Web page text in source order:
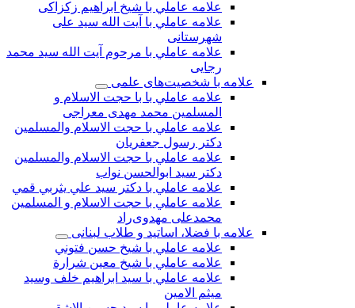
علامه عاملي با شیخ ابراهیم زکزاکی
علامه عاملي با آيت الله سید علی
شهرستانی
علامه عاملي با مرحوم آیت الله سید محمد
رجایی
علامه با شخصیت‌های علمی
علامه عاملي با با حجت الاسلام و
المسلمین محمد مهدی معراجی
علامه عاملي با حجت الاسلام والمسلمين
دکتر رسول جعفریان
علامه عاملي با حجت الاسلام والمسلمين
دکتر سید ابوالحسن نواب
علامه عاملي با دكتر سيد علي يثربي قمي
علامه عاملي با حجت الاسلام و المسلمین
محمدعلی مهدوی‌راد
علامه با فضلا، اساتید و طلاب لبنانی
علامه عاملي با شيخ حسن فتوني
علامه عاملي با شيخ معين شرارة
علامه عاملي با سید ابراهیم خلف وسید
میثم الامين